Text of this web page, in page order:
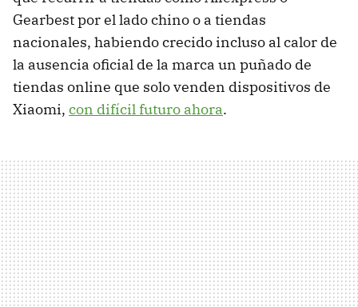
Gearbest por el lado chino o a tiendas
nacionales, habiendo crecido incluso al calor de
la ausencia oficial de la marca un puñado de
tiendas online que solo venden dispositivos de
Xiaomi, con difícil futuro ahora.